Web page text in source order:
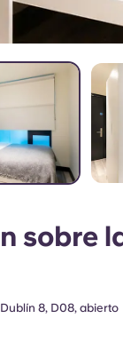
sobre
8, D08, abierto